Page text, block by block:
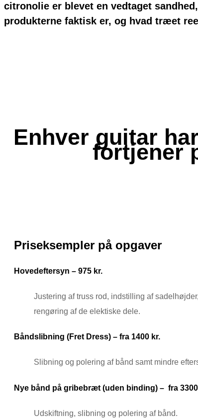
citronolie er blevet en vedtaget
produkterne faktisk er, og hvad træet
Enhver guitar
fortjener
Priseksempler på opgaver
Hovedeftersyn – 975 kr.
Justering af truss rod, indstilling af
rengøring af de elektiske dele.
Båndslibning (Fret Dress) – fra 1400 kr.
Slibning og polering af bånd samt mindre
Nye bånd på gribebræt (uden binding) – fra
Udskiftning, slibning og polering af bånd.